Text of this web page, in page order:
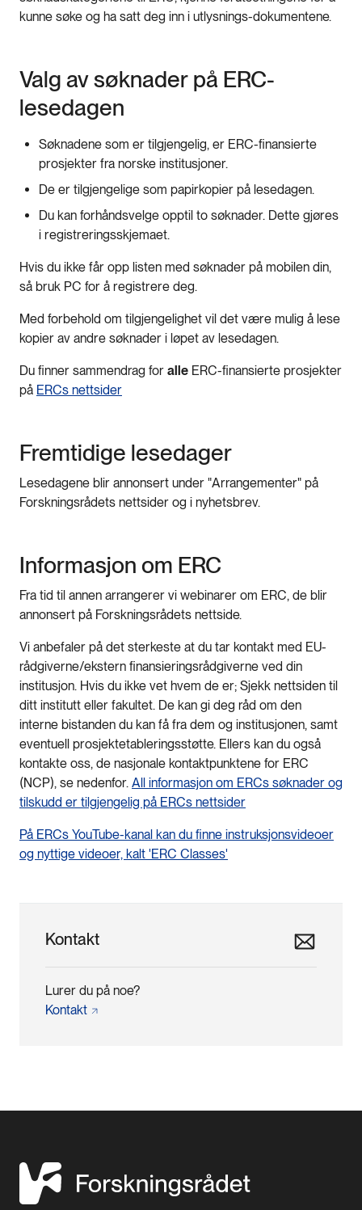
kunne søke og ha satt deg inn i utlysnings-dokumentene.
Valg av søknader på ERC-
lesedagen
Søknadene som er tilgjengelig, er ERC-finansierte
prosjekter fra norske institusjoner.
De er tilgjengelige som papirkopier på lesedagen.
Du kan forhåndsvelge opptil to søknader. Dette gjøres
i registreringsskjemaet.
Hvis du ikke får opp listen med søknader på mobilen din,
så bruk PC for å registrere deg.
Med forbehold om tilgjengelighet vil det være mulig å lese
kopier av andre søknader i løpet av lesedagen.
Du finner sammendrag for alle ERC-finansierte prosjekter
på ERCs nettsider
Fremtidige lesedager
Lesedagene blir annonsert under "Arrangementer" på
Forskningsrådets nettsider og i nyhetsbrev.
Informasjon om ERC
Fra tid til annen arrangerer vi webinarer om ERC, de blir
annonsert på Forskningsrådets nettside.
Vi anbefaler på det sterkeste at du tar kontakt med EU-
rådgiverne/ekstern finansieringsrådgiverne ved din
institusjon. Hvis du ikke vet hvem de er; Sjekk nettsiden til
ditt institutt eller fakultet. De kan gi deg råd om den
interne bistanden du kan få fra dem og institusjonen, samt
eventuell prosjektetableringsstøtte. Ellers kan du også
kontakte oss, de nasjonale kontaktpunktene for ERC
(NCP), se nedenfor. All informasjon om ERCs søknader og
tilskudd er tilgjengelig på ERCs nettsider
På ERCs YouTube-kanal kan du finne instruksjonsvideoer
og nyttige videoer, kalt 'ERC Classes'
Kontakt
Lurer du på noe?
Kontakt